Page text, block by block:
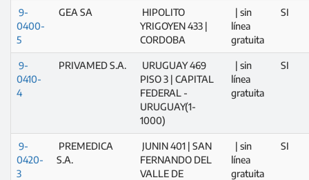
9-
0400-
5
GEA SA
HIPOLITO
YRIGOYEN 433 |
CORDOBA
| sin
línea
gratuita
SI
9-
0410-
4
PRIVAMED S.A.
URUGUAY 469
PISO 3 | CAPITAL
FEDERAL -
URUGUAY(1-
1000)
| sin
línea
gratuita
SI
9-
0420-
3
PREMEDICA
S.A.
JUNIN 401 | SAN
FERNANDO DEL
VALLE DE
| sin
línea
gratuita
SI